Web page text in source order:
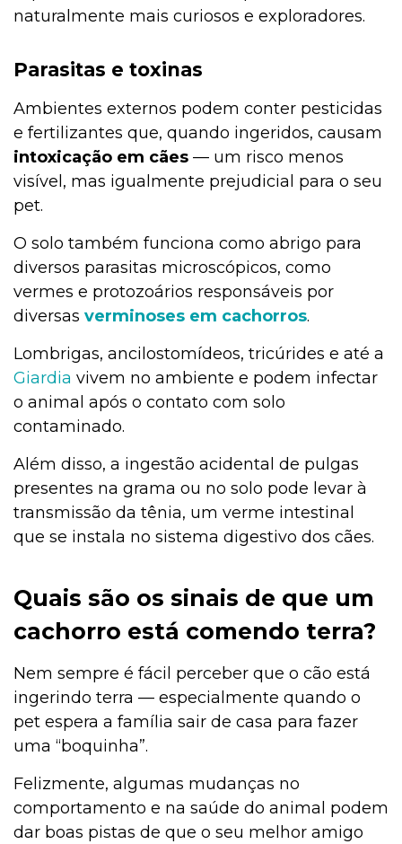
naturalmente mais curiosos e exploradores.
Parasitas e toxinas
Ambientes externos podem conter pesticidas
e fertilizantes que, quando ingeridos, causam
intoxicação em cães — um risco menos
visível, mas igualmente prejudicial para o seu
pet.
O solo também funciona como abrigo para
diversos parasitas microscópicos, como
vermes e protozoários responsáveis por
diversas verminoses em cachorros.
Lombrigas, ancilostomídeos, tricúrides e até a
Giardia vivem no ambiente e podem infectar
o animal após o contato com solo
contaminado.
Além disso, a ingestão acidental de pulgas
presentes na grama ou no solo pode levar à
transmissão da tênia, um verme intestinal
que se instala no sistema digestivo dos cães.
Quais são os sinais de que um
cachorro está comendo terra?
Nem sempre é fácil perceber que o cão está
ingerindo terra — especialmente quando o
pet espera a família sair de casa para fazer
uma “boquinha”.
Felizmente, algumas mudanças no
comportamento e na saúde do animal podem
dar boas pistas de que o seu melhor amigo